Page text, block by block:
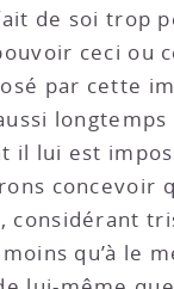
de soi trop
ceci ou
par cette
longtemps
il lui est
concevoir
considérant
qu’à le